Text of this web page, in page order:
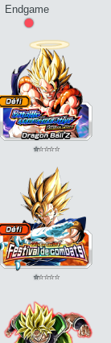
Endgame
•
⭐⭐⭐⭐⭐
⭐⭐⭐⭐⭐